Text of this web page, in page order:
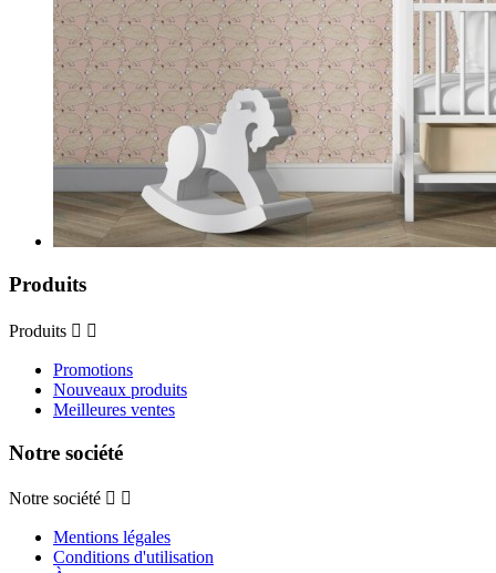
Produits
Produits  
Promotions
Nouveaux produits
Meilleures ventes
Notre société
Notre société  
Mentions légales
Conditions d'utilisation